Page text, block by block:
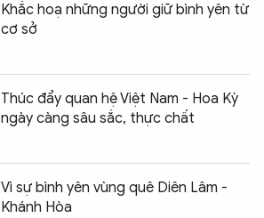
Khắc hoạ những người giữ bình yên từ
cơ sở
Thúc đẩy quan hệ Việt Nam - Hoa Kỳ
ngày càng sâu sắc, thực chất
Vì sự bình yên vùng quê Diên Lâm -
Khánh Hòa